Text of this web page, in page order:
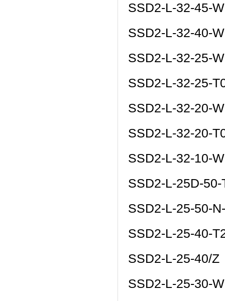
SSD2-L-32-45-
SSD2-L-32-40-
SSD2-L-32-25-
SSD2-L-32-25-
SSD2-L-32-20-
SSD2-L-32-20-
SSD2-L-32-10-
SSD2-L-25D-
SSD2-L-25-50-
SSD2-L-25-40-
SSD2-L-25-40/Z
SSD2-L-25-30-